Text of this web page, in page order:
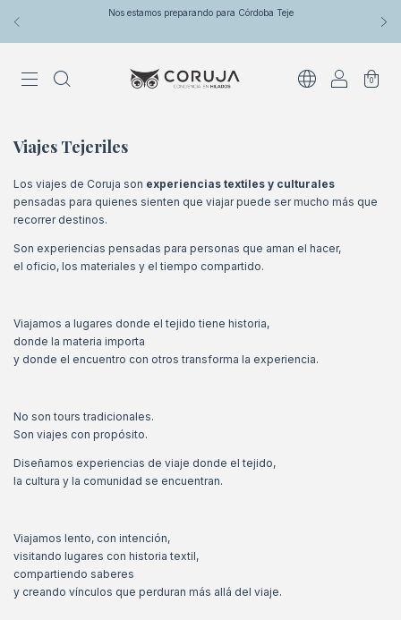
Nos estamos preparando para Córdoba Teje
0
Viajes Tejeriles
Los viajes de Coruja son experiencias textiles y culturales
pensadas para quienes sienten que viajar puede ser mucho más que
recorrer destinos.
Son experiencias pensadas para personas que aman el hacer,
el oficio, los materiales y el tiempo compartido.
Viajamos a lugares donde el tejido tiene historia,
donde la materia importa
y donde el encuentro con otros transforma la experiencia.
No son tours tradicionales.
Son viajes con propósito.
Diseñamos experiencias de viaje donde el tejido,
la cultura y la comunidad se encuentran.
Viajamos lento, con intención,
visitando lugares con historia textil,
compartiendo saberes
y creando vínculos que perduran más allá del viaje.